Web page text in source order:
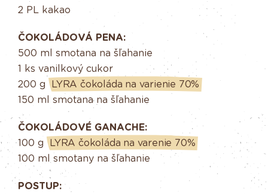
2 PL kakao
ČOKOLÁDOVÁ PENA:
500 ml smotana na šľahanie
1 ks vanilkový cukor
200 g LYRA čokoláda na varienie 70%
150 ml smotana na šľahanie
ČOKOLÁDOVÉ GANACHE:
100 g LYRA čokoláda na varenie 70%
100 ml smotany na šľahanie
POSTUP: